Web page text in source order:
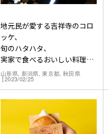
地元民が愛する吉祥寺のコロ
ッケ、
旬のハタハタ、
実家で食べるおいしい料理と
酒。
「ごちそう」といえば何？
山形県, 新潟県, 東京都, 秋田県
2023/02/25